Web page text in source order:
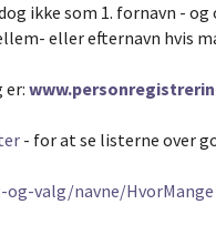
ikke som 1. fornavn -
eller efternavn hvis
er:
- for at se listerne over
valg/navne/HvorMange